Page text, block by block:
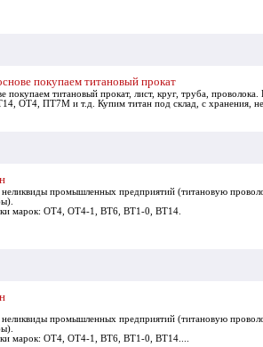
покупаем титановый прокат
покупаем титановый прокат, лист, круг, труба,
ОТ4, ПТ7М и т.д. Купим титан под склад, с хранения,
промышленных предприятий (титановую
марок: ОТ4, ОТ4-1, ВТ6, ВТ1-0, ВТ14.
промышленных предприятий (титановую
марок: ОТ4, ОТ4-1, ВТ6, ВТ1-0, ВТ14....